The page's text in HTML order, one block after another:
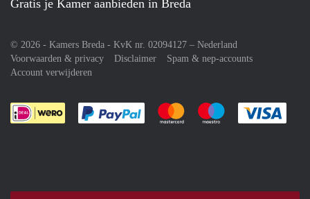
Gratis je Kamer aanbieden in Breda
© 2026 - Kamers Breda - KvK nr. 02094127 – Nederland
Voorwaarden & privacy
Disclaimer
Spam & nep-accounts
Account verwijderen
Je rekent gemakkelijk af met Paypal
Je rekent gemakkelijk af met
Je rekent